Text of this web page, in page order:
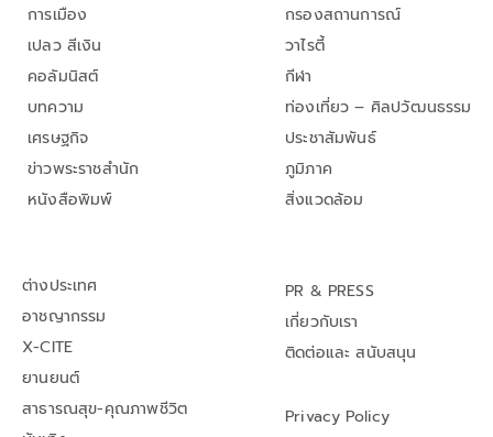
การเมือง
เปลว สีเงิน
คอลัมนิสต์
บทความ
เศรษฐกิจ
ข่าวพระราชสำนัก
หนังสือพิมพ์
กรองสถานการณ์
วาไรตี้
กีฬา
ท่องเที่ยว – ศิลปวัฒนธรรม
ประชาสัมพันธ์
ภูมิภาค
สิ่งแวดล้อม
ต่างประเทศ
อาชญากรรม
X-CITE
ยานยนต์
สาธารณสุข-คุณภาพชีวิต
PR & PRESS
เกี่ยวกับเรา
ติดต่อและ สนับสนุน
Privacy Policy